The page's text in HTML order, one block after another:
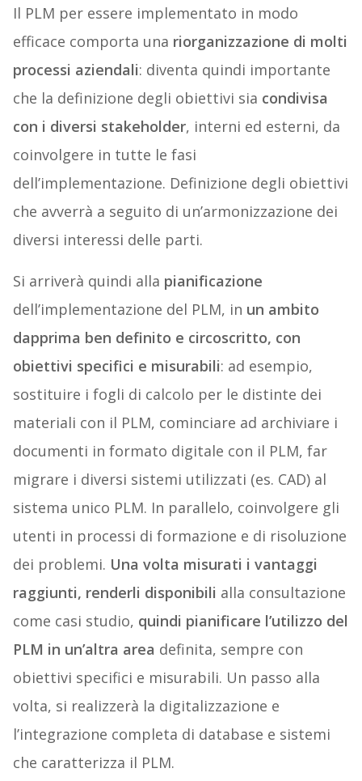
Il PLM per essere implementato in modo
efficace comporta una riorganizzazione di molti
processi aziendali: diventa quindi importante
che la definizione degli obiettivi sia condivisa
con i diversi stakeholder, interni ed esterni, da
coinvolgere in tutte le fasi
dell’implementazione. Definizione degli obiettivi
che avverrà a seguito di un’armonizzazione dei
diversi interessi delle parti.
Si arriverà quindi alla pianificazione
dell’implementazione del PLM, in un ambito
dapprima ben definito e circoscritto, con
obiettivi specifici e misurabili: ad esempio,
sostituire i fogli di calcolo per le distinte dei
materiali con il PLM, cominciare ad archiviare i
documenti in formato digitale con il PLM, far
migrare i diversi sistemi utilizzati (es. CAD) al
sistema unico PLM. In parallelo, coinvolgere gli
utenti in processi di formazione e di risoluzione
dei problemi. Una volta misurati i vantaggi
raggiunti, renderli disponibili alla consultazione
come casi studio, quindi pianificare l’utilizzo del
PLM in un’altra area definita, sempre con
obiettivi specifici e misurabili. Un passo alla
volta, si realizzerà la digitalizzazione e
l’integrazione completa di database e sistemi
che caratterizza il PLM.